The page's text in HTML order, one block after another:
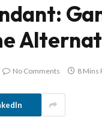
No Comments 8 Mins